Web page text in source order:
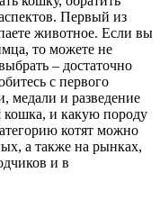
Первый из
животное. Если вы
то можете не
– достаточно
с первого
медали и разведение
кошка, и какую породу
котят можно
а также на рынках,
и в